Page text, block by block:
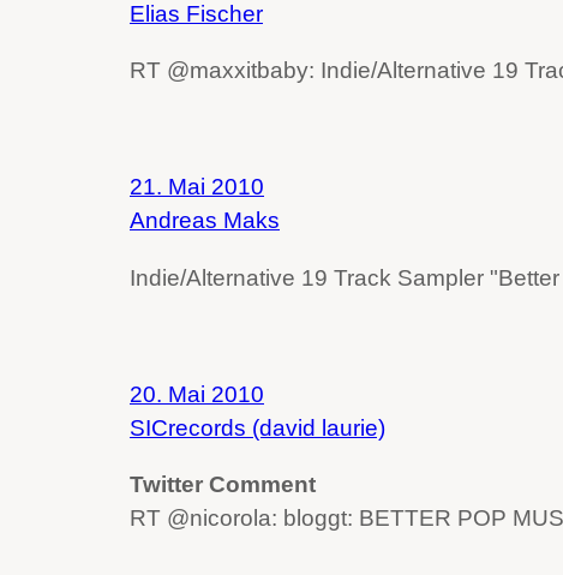
Elias Fischer
RT @maxxitbaby: Indie/Alternative 19
21. Mai 2010
Andreas Maks
Indie/Alternative 19 Track Sampler
20. Mai 2010
SICrecords (david laurie)
Twitter Comment
RT @nicorola: bloggt: BETTER POP